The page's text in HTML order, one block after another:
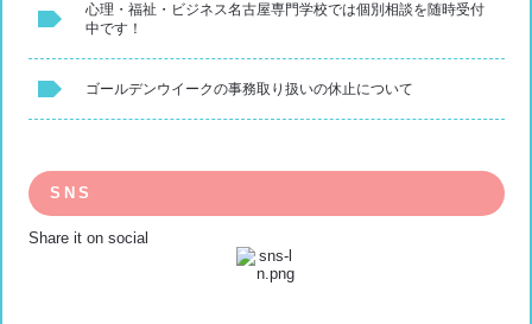
心理・福祉・ビジネス名古屋専門学校では個別相談を随時受付
中です！
ゴールデンウイークの事務取り扱いの休止について
SNS
Share it on social